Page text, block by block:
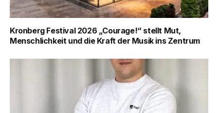
Kronberg Festival 2026 „Courage!“ stellt Mut,
Menschlichkeit und die Kraft der Musik ins Zentrum